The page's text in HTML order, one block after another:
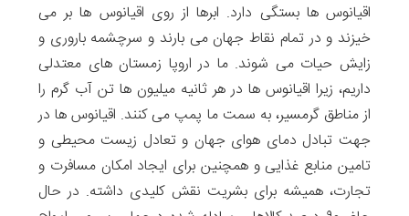
اقیانوس ها بستگی دارد. ابرها از روی اقیانوس ها بر می
خیزند و در تمام نقاط جهان می بارند و سرچشمه باروری و
زایش حیات می شوند. ما در اروپا زمستان های معتدلی
داریم، زیرا اقیانوس ها در هر ثانیه میلیون ها تن آب گرم را
از مناطق گرمسیر، به سمت ما پمپ می کنند. اقیانوس ها در
جهت تبادل دمای هوای جهان و تعادل زیست محیطی و
تامین منابع غذایی و همچنین برای ایجاد امکان مسافرت و
تجارت، همیشه برای بشریت نقش کلیدی داشته. در حال